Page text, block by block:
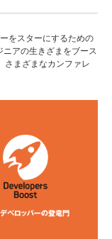
をスターにするための
アの生きざまをブース
さまざまなカンファレ